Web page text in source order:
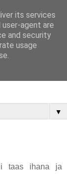
▼
taas ihana ja
its services
user-agent are
and security
usage